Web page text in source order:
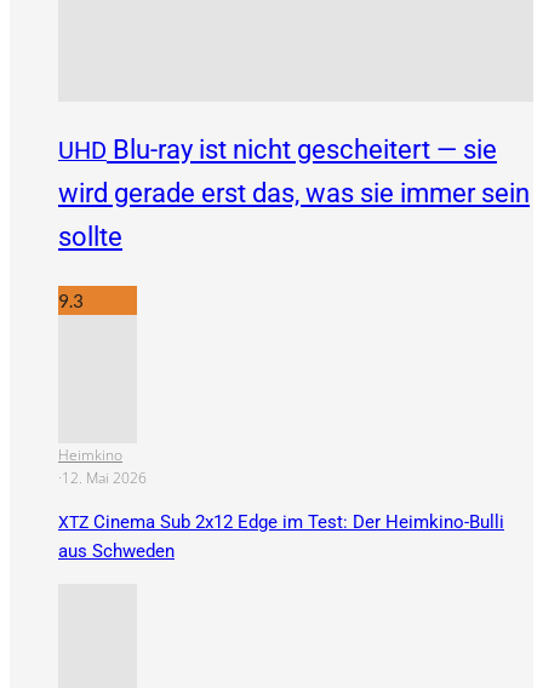
UHD Blu-ray ist nicht gescheitert — sie
wird gerade erst das, was sie immer sein
sollte
9.3
Heimkino
·12. Mai 2026
XTZ Cinema Sub 2x12 Edge im Test: Der Heimkino-Bulli
aus Schweden